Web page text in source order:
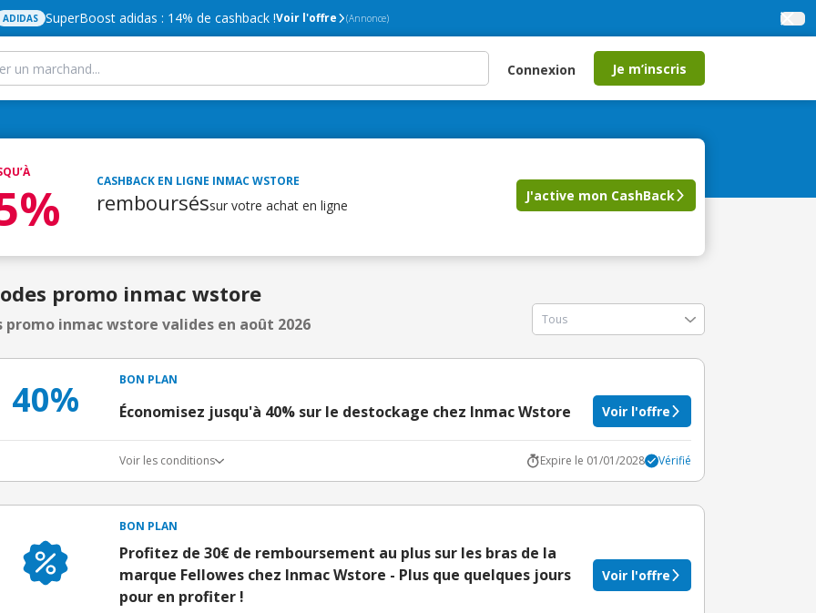
ADIDAS SuperBoost adidas : 14% de cashback !Voir l'offre (Annonce)
Connexion Je m’inscris
CASHBACK EN LIGNE INMAC WSTORE
rembourséssur votre achat en ligne
J'active mon CashBack
promo inmac wstore
promo inmac wstore valides en août 2026
40% BON PLAN
Économisez jusqu'à 40% sur le destockage chez Inmac Wstore Voir l'offre
Voir les conditions Expire le 01/01/2028 Vérifié
BON PLAN
Profitez de 30€ de remboursement au plus sur les bras de la
marque Fellowes chez Inmac Wstore - Plus que quelques jours
pour en profiter !
Voir l'offre